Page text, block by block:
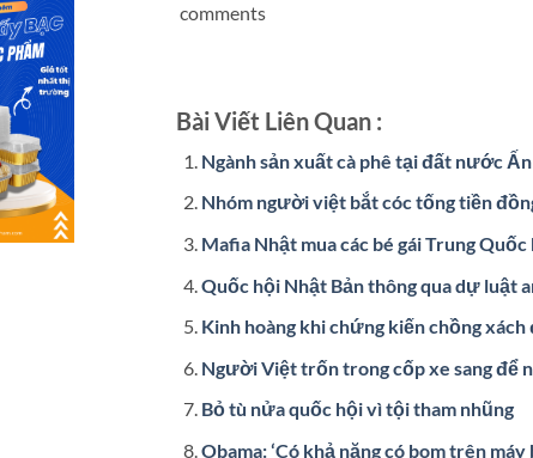
comments
Bài Viết Liên Quan :
Ngành sản xuất cà phê tại đất nước
Nhóm người việt bắt cóc tống tiền
Mafia Nhật mua các bé gái Trung
Quốc hội Nhật Bản thông qua dự luật
Kinh hoàng khi chứng kiến chồng
Người Việt trốn trong cốp xe sang để
Bỏ tù nửa quốc hội vì tội tham nhũng
Obama: ‘Có khả năng có bom trên máy